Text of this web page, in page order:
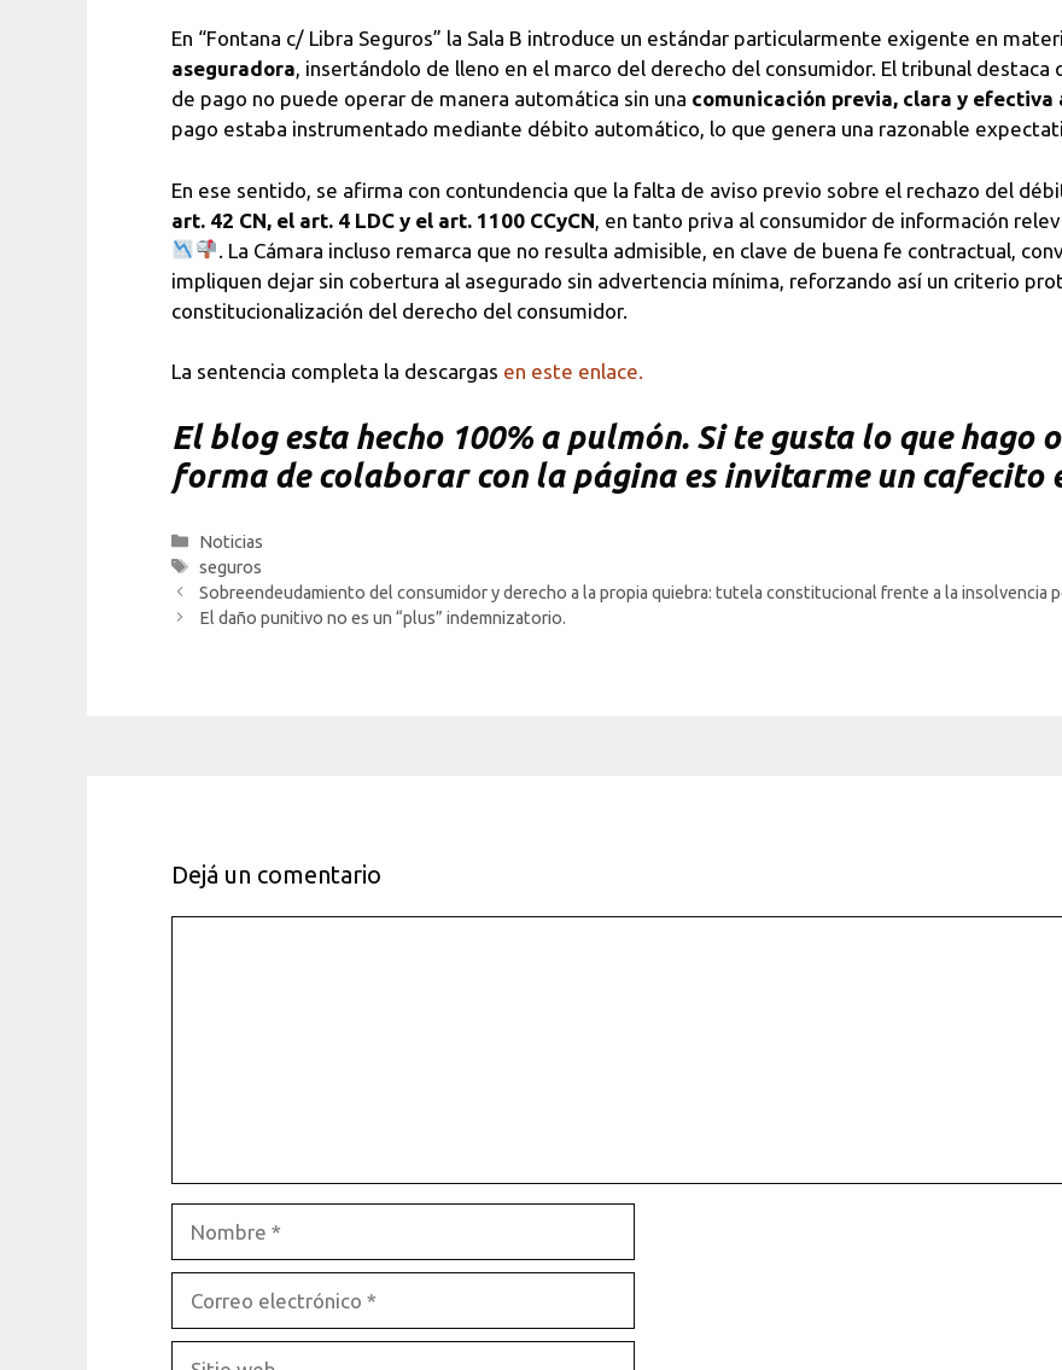
En “Fontana c/ Libra Seguros” la Sala B introduce un estándar particularmente exigente en
aseguradora, insertándolo de lleno en el marco del derecho del consumidor. El tribunal
de pago no puede operar de manera automática sin una comunicación previa, clara y efectiva
pago estaba instrumentado mediante débito automático, lo que genera una razonable
En ese sentido, se afirma con contundencia que la falta de aviso previo sobre el rechazo del
art. 42 CN, el art. 4 LDC y el art. 1100 CCyCN , en tanto priva al consumidor de información
. La Cámara incluso remarca que no resulta admisible, en clave de buena fe contractual,
impliquen dejar sin cobertura al asegurado sin advertencia mínima, reforzando así un criterio
constitucionalización del derecho del consumidor.
La sentencia completa la descargas en este enlace.
El blog esta hecho 100% a pulmón. Si te gusta lo que hago
forma de colaborar con la página es invitarme un cafecito
Categorías
Noticias
Etiquetas
seguros
Sobreendeudamiento del consumidor y derecho a la propia quiebra: tutela constitucional frente a la insolvencia
El daño punitivo no es un “plus” indemnizatorio.
Dejá un comentario
electrónico